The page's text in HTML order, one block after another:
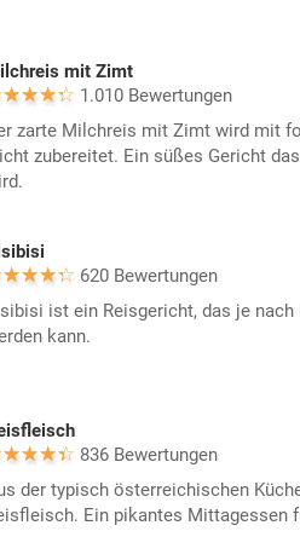
mit Zimt
1.010 Bewertungen
zarte Milchreis mit Zimt wird mit
zubereitet. Ein süßes Gericht
620 Bewertungen
ist ein Reisgericht, das je nach
kann.
836 Bewertungen
der typisch österreichischen
Ein pikantes Mittagessen